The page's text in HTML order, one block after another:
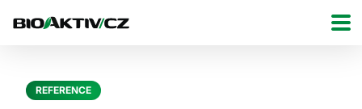
REFERENCE